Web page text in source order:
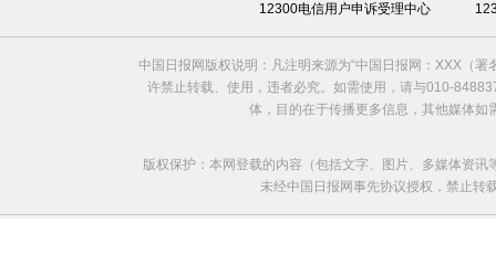
12300电信用户申诉受理中心
中国日报网版权说明：凡注明来源为“中国日报网：XXX（
许禁止转载、使用，违者必究。如需使用，请与010-
体，目的在于传播更多信息，其他媒体
版权保护：本网登载的内容（包括文字、图片、多媒体资
未经中国日报网事先协议授权，禁止转